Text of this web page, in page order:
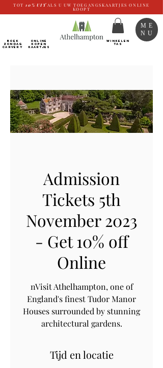
TOT 10% UIT ALS U UW TOEGANGSKAARTJES ONLINE
KOOPT
BOEK
ZONDAG
CARVERY
ONLINE
kopen
Kaartjes
WINKELEN
TAS
ME
NU
Admission
Tickets 5th
November 2023
- Get 10% off
Online
nVisit Athelhampton, one of
England's finest Tudor Manor
Houses surrounded by stunning
architectural gardens.
Tijd en locatie